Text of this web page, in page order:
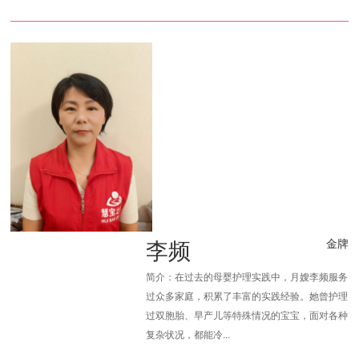
李频 金牌
简介：在过去的母婴护理实践中，月嫂李频服务
过众多家庭，积累了丰富的实践经验。她曾护理
过双胞胎、早产儿等特殊情况的宝宝，面对各种
复杂状况，都能冷...